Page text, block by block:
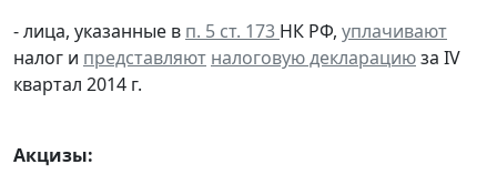
- лица, указанные в п. 5 ст. 173 НК РФ, уплачивают
налог и представляют налоговую декларациюза IV
квартал 2014 г.
Акцизы: